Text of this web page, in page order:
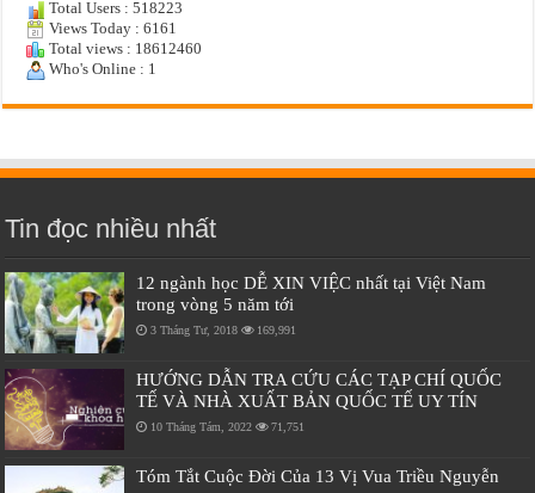
Total Users : 518223
Views Today : 6161
Total views : 18612460
Who's Online : 1
Tin đọc nhiều nhất
12 ngành học DỄ XIN VIỆC nhất tại Việt Nam
trong vòng 5 năm tới
3 Tháng Tư, 2018 169,991
HƯỚNG DẪN TRA CỨU CÁC TẠP CHÍ QUỐC
TẾ VÀ NHÀ XUẤT BẢN QUỐC TẾ UY TÍN
10 Tháng Tám, 2022 71,751
Tóm Tắt Cuộc Đời Của 13 Vị Vua Triều Nguyễn